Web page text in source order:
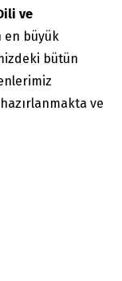
ve
en büyük
bütün
ve